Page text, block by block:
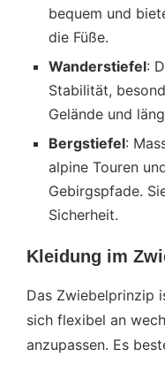
bequem und
die Füße.
Wanderstiefel:
Stabilität,
Gelände und
Bergstiefel:
alpine Touren
Gebirgspfade.
Sicherheit.
Kleidung im
Das Zwiebelprinzip
sich flexibel an
anzupassen. Es